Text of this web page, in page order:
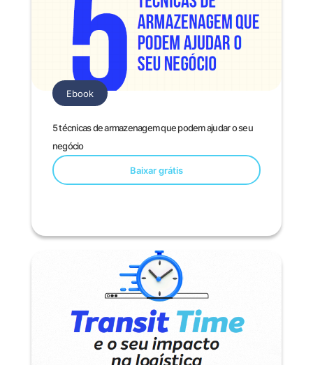
5 técnicas de armazenagem que podem ajudar o seu
negócio
Baixar grátis
Ebook